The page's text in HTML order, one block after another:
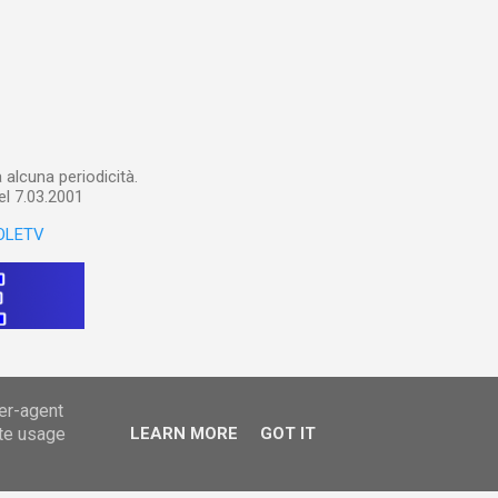
periodicità.
7.03.2001
agent
usage
LEARN MORE GOT IT